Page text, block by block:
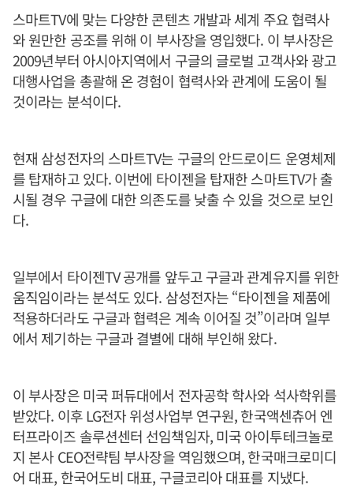
스마트TV에 맞는 다양한 콘텐츠 개발과 세계 주요 협력사
와 원만한 공조를 위해 이 부사장을 영입했다. 이 부사장은
2009년부터 아시아지역에서 구글의 글로벌 고객사와 광고
대행사업을 총괄해 온 경험이 협력사와 관계에 도움이 될
것이라는 분석이다.
현재 삼성전자의 스마트TV는 구글의 안드로이드 운영체제
를 탑재하고 있다. 이번에 타이젠을 탑재한 스마트TV가 출
시될 경우 구글에 대한 의존도를 낮출 수 있을 것으로 보인
다.
일부에서 타이젠TV 공개를 앞두고 구글과 관계유지를 위한
움직임이라는 분석도 있다. 삼성전자는 “타이젠을 제품에
적용하더라도 구글과 협력은 계속 이어질 것”이라며 일부
에서 제기하는 구글과 결별에 대해 부인해 왔다.
이 부사장은 미국 퍼듀대에서 전자공학 학사와 석사학위를
받았다. 이후 LG전자 위성사업부 연구원, 한국액센츄어 엔
터프라이즈 솔루션센터 선임책임자, 미국 아이투테크놀로
지 본사 CEO전략팀 부사장을 역임했으며, 한국매크로미디
어 대표, 한국어도비 대표, 구글코리아 대표를 지냈다.